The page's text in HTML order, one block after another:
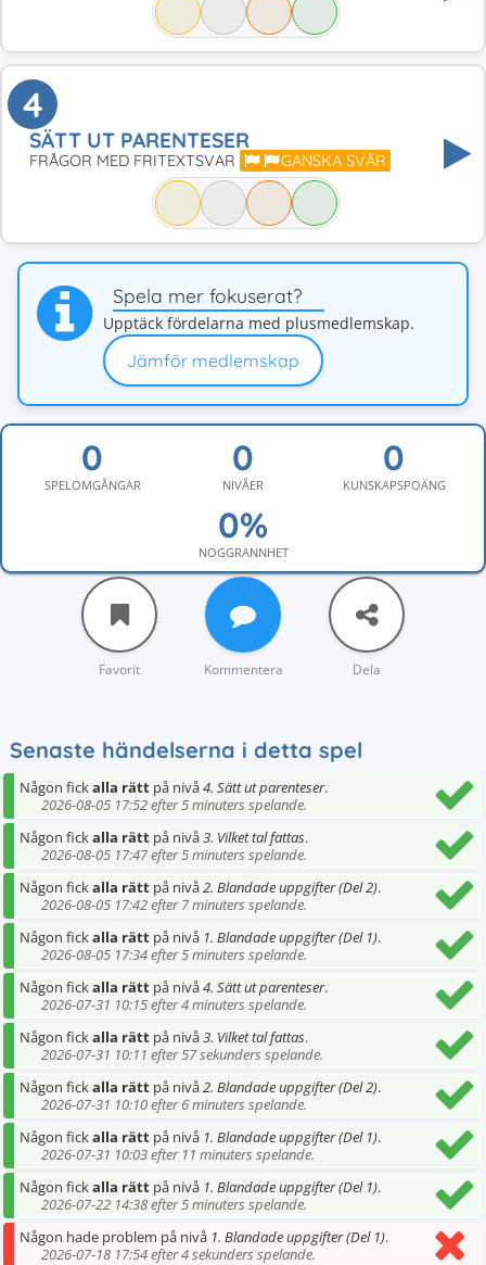
4
SÄTT UT PARENTESER
FRÅGOR MED FRITEXTSVAR GANSKA SVÅR
Spela mer fokuserat?
Upptäck fördelarna med plusmedlemskap.
Jämför medlemskap
SPELOMGÅNGAR NIVÅER KUNSKAPSPOÄNG
NOGGRANNHET
Favorit Kommentera Dela
Senaste händelserna i detta spel
Någon fickalla rätt på nivå4. Sätt ut parenteser.
2026-08-05 17:52 efter 5 minuters spelande.
Någon fickalla rätt på nivå3. Vilket tal fattas.
2026-08-05 17:47 efter 5 minuters spelande.
Någon fickalla rätt på nivå2. Blandade uppgifter (Del 2).
2026-08-05 17:42 efter 7 minuters spelande.
Någon fickalla rätt på nivå 1. Blandade uppgifter (Del 1).
2026-08-05 17:34 efter 5 minuters spelande.
Någon fickalla rätt på nivå4. Sätt ut parenteser.
2026-07-31 10:15 efter 4 minuters spelande.
Någon fickalla rätt på nivå3. Vilket tal fattas.
2026-07-31 10:11 efter 57 sekunders spelande.
Någon fickalla rätt på nivå2. Blandade uppgifter (Del 2).
2026-07-31 10:10 efter 6 minuters spelande.
Någon fickalla rätt på nivå 1. Blandade uppgifter (Del 1).
2026-07-31 10:03 efter 11 minuters spelande.
Någon fickalla rätt på nivå 1. Blandade uppgifter (Del 1).
2026-07-22 14:38 efter 5 minuters spelande.
Någon hade problem på nivå 1. Blandade uppgifter (Del 1).
2026-07-18 17:54 efter 4 sekunders spelande.